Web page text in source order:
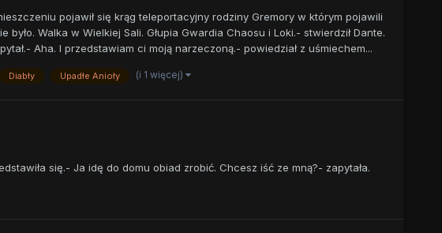
pojawił się krąg teleportacyjny rodziny Gremory w którym pojawili
było. Walka w Wielkiej Sali. Głupia Gwardia Chaosu i Loki.- stwierdził Dante.
Aha. I przedstawiam ci moją narzeczoną.- powiedział z uśmiechem...
Diabły Upadłe Anioły (i 1 więcej)
się.- Ja idę do domu obiad zrobić. Chcesz iść ze mną?- zapytała.